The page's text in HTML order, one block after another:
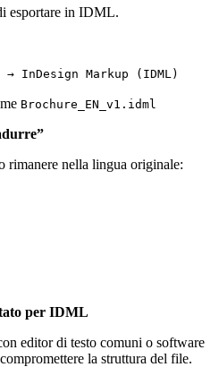
esportare in IDML.
InDesign Markup (IDML)
Brochure_EN_v1.idml
rimanere nella lingua originale:
per IDML
editor di testo comuni o software
la struttura del file.